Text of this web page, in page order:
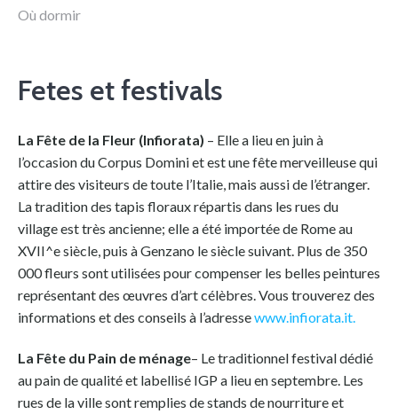
Où dormir
Fetes et festivals
La Fête de la Fleur (Infiorata) – Elle a lieu en juin à
l’occasion du Corpus Domini et est une fête merveilleuse qui
attire des visiteurs de toute l’Italie, mais aussi de l’étranger.
La tradition des tapis floraux répartis dans les rues du
village est très ancienne; elle a été importée de Rome au
XVII^e siècle, puis à Genzano le siècle suivant. Plus de 350
000 fleurs sont utilisées pour compenser les belles peintures
représentant des œuvres d’art célèbres. Vous trouverez des
informations et des conseils à l’adressewww.infiorata.it.
La Fête du Pain de ménage– Le traditionnel festival dédié
au pain de qualité et labellisé IGP a lieu en septembre. Les
rues de la ville sont remplies de stands de nourriture et